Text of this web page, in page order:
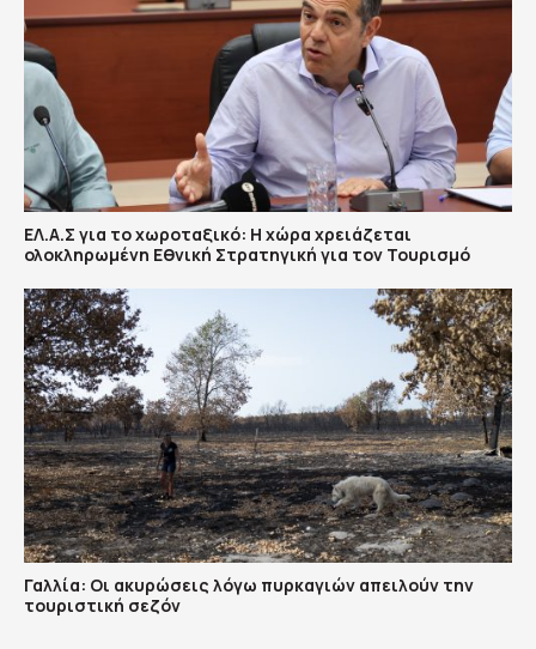
ΕΛ.Α.Σ για το χωροταξικό: Η χώρα χρειάζεται
ολοκληρωμένη Εθνική Στρατηγική για τον Τουρισμό
Γαλλία: Οι ακυρώσεις λόγω πυρκαγιών απειλούν την
τουριστική σεζόν